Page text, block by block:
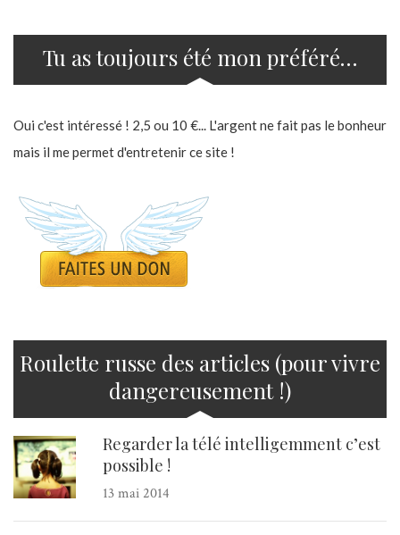
Tu as toujours été mon préféré…
Oui c'est intéressé ! 2,5 ou 10 €... L'argent ne fait pas le bonheur
mais il me permet d'entretenir ce site !
Roulette russe des articles (pour vivre
dangereusement !)
Regarder la télé intelligemment c’est
possible !
13 mai 2014